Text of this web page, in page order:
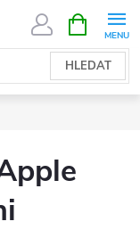
HLEDAT
NÁKUPNÍ
KOŠÍK